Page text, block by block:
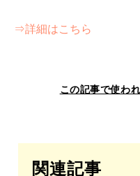
⇒詳細はこちら
この記事で使わ
関連記事